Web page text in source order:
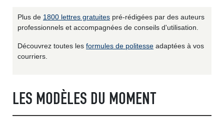
Plus de 1800 lettres gratuites pré-rédigées par des auteurs
professionnels et accompagnées de conseils d'utilisation.
Découvrez toutes les formules de politesse adaptées à vos
courriers.
LES MODÈLES DU MOMENT